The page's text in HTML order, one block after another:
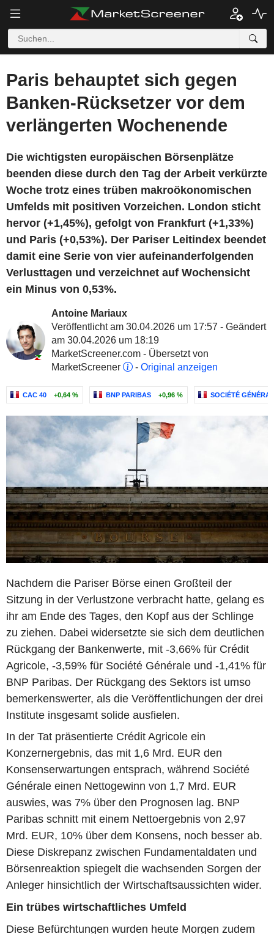
Paris behauptet sich gegen
Banken-Rücksetzer vor dem
verlängerten Wochenende
Die wichtigsten europäischen Börsenplätze
beenden diese durch den Tag der Arbeit verkürzte
Woche trotz eines trüben makroökonomischen
Umfelds mit positiven Vorzeichen. London sticht
hervor (+1,45%), gefolgt von Frankfurt (+1,33%)
und Paris (+0,53%). Der Pariser Leitindex beendet
damit eine Serie von vier aufeinanderfolgenden
Verlusttagen und verzeichnet auf Wochensicht
ein Minus von 0,53%.
Antoine Mariaux
Veröffentlicht am 30.04.2026 um 17:57 - Geändert
am 30.04.2026 um 18:19
MarketScreener.com - Übersetzt von
MarketScreener
- Original anzeigen
CAC 40 +0,64 % BNP PARIBAS +0,96 % SOCIÉTÉ
Nachdem die Pariser Börse einen Großteil der
Sitzung in der Verlustzone verbracht hatte, gelang es
ihr am Ende des Tages, den Kopf aus der Schlinge
zu ziehen. Dabei widersetzte sie sich dem deutlichen
Rückgang der Bankenwerte, mit -3,66% für Crédit
Agricole, -3,59% für Société Générale und -1,41% für
BNP Paribas. Der Rückgang des Sektors ist umso
bemerkenswerter, als die Veröffentlichungen der drei
Institute insgesamt solide ausfielen.
In der Tat präsentierte Crédit Agricole ein
Konzernergebnis, das mit 1,6 Mrd. EUR den
Konsenserwartungen entsprach, während Société
Générale einen Nettogewinn von 1,7 Mrd. EUR
auswies, was 7% über den Prognosen lag. BNP
Paribas schnitt mit einem Nettoergebnis von 2,97
Mrd. EUR, 10% über dem Konsens, noch besser ab.
Diese Diskrepanz zwischen Fundamentaldaten und
Börsenreaktion spiegelt die wachsenden Sorgen der
Anleger hinsichtlich der Wirtschaftsaussichten wider.
Ein trübes wirtschaftliches Umfeld
Diese Befürchtungen wurden heute Morgen zudem